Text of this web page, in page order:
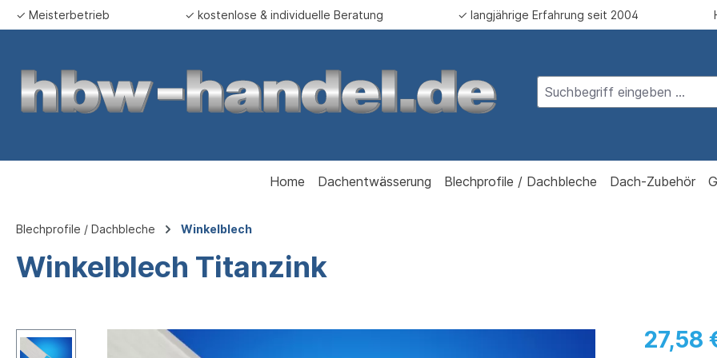
Zur Hauptnavigation springen
✓ Meisterbetrieb ✓ kostenlose & individuelle Beratung ✓ langjährige Erfahrung seit 2004
Home Dachentwässerung Blechprofile / Dachbleche Dach-Zubehör
Blechprofile / Dachbleche Winkelblech
Winkelblech Titanzink
Bildergalerie überspringen 27,58